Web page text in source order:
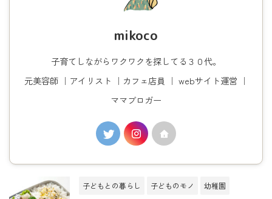
mikoco
子育てしながらワクワクを探してる３０代。
元美容師 ｜アイリスト ｜カフェ店員 ｜ webサイト運営 ｜
ママブロガー
子どもとの暮らし 子どものモノ 幼稚園